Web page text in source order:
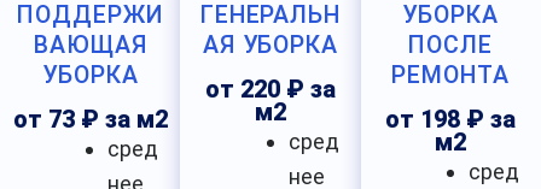
ПОДДЕРЖИ
ВАЮЩАЯ
УБОРКА
от 73 ₽ за м2
сред
нее
ГЕНЕРАЛЬН
АЯ УБОРКА
от 220 ₽ за
м2
сред
нее
УБОРКА
ПОСЛЕ
РЕМОНТА
от 198 ₽ за
м2
сред